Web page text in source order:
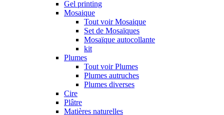
Gel printing
Mosaique
Tout voir Mosaique
Set de Mosaïques
Mosaïque autocollante
kit
Plumes
Tout voir Plumes
Plumes autruches
Plumes diverses
Cire
Plâtre
Matières naturelles